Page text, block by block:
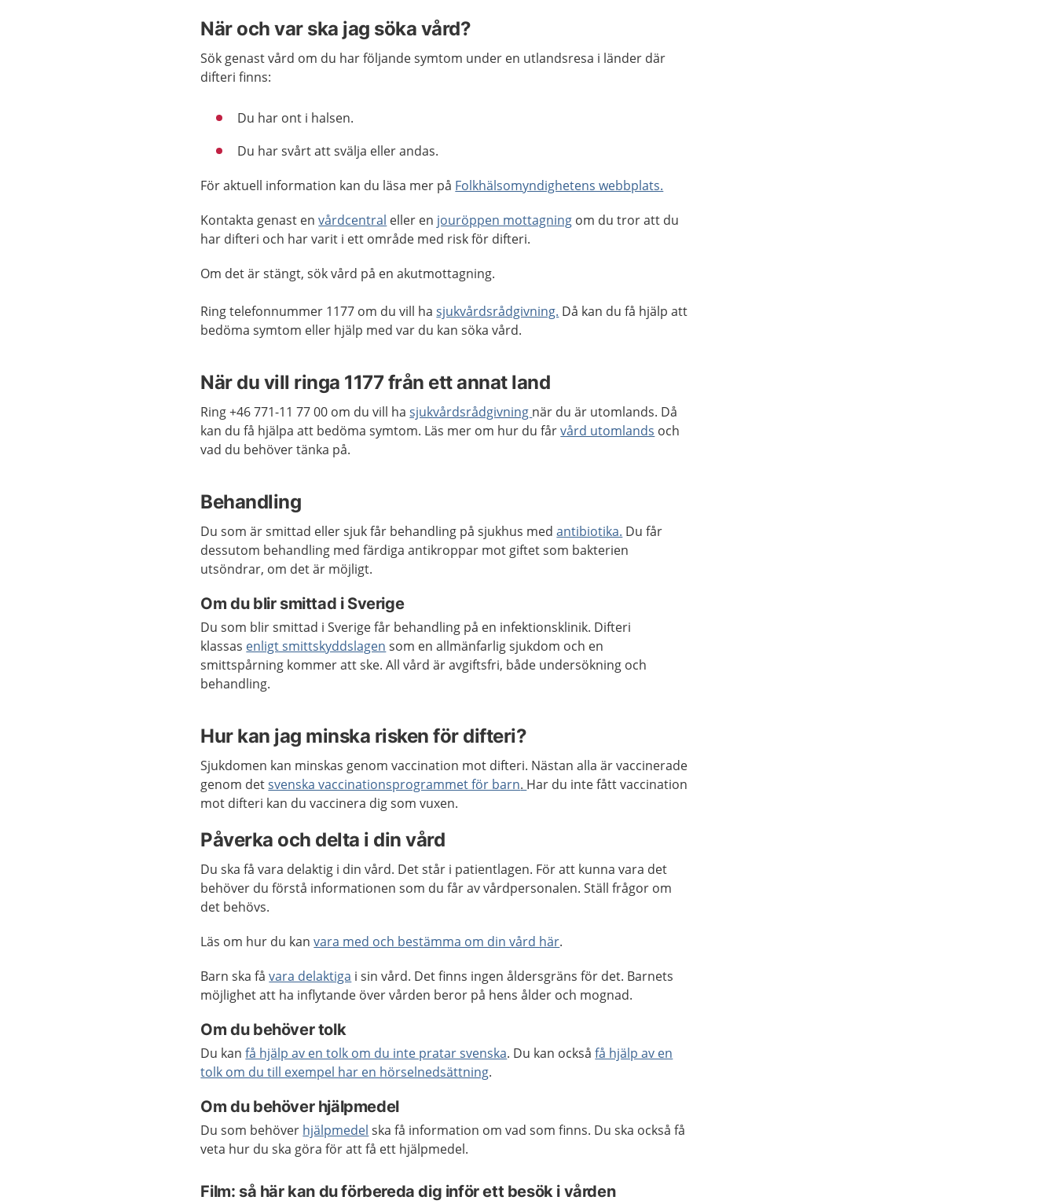
När och var ska jag söka vård?
Sök genast vård om du har följande symtom under en utlandsresa i länder där
difteri finns:
Du har ont i halsen.
Du har svårt att svälja eller andas.
För aktuell information kan du läsa mer på Folkhälsomyndighetens webbplats.
Kontakta genast envårdcentral eller en jouröppen mottagning om du tror att du
har difteri och har varit i ett område med risk för difteri.
Om det är stängt, sök vård på en akutmottagning.
Ring telefonnummer 1177 om du vill hasjukvårdsrådgivning. Då kan du få hjälp att
bedöma symtom eller hjälp med var du kan söka vård.
När du vill ringa 1177 från ett annat land
Ring +46 771-11 77 00 om du vill hasjukvårdsrådgivning när du är utomlands. Då
kan du få hjälpa att bedöma symtom. Läs mer om hur du fårvård utomlands och
vad du behöver tänka på.
Behandling
Du som är smittad eller sjuk får behandling på sjukhus medantibiotika. Du får
dessutom behandling med färdiga antikroppar mot giftet som bakterien
utsöndrar, om det är möjligt.
Om du blir smittad i Sverige
Du som blir smittad i Sverige får behandling på en infektionsklinik. Difteri
klassas enligt smittskyddslagen som en allmänfarlig sjukdom och en
smittspårning kommer att ske. All vård är avgiftsfri, både undersökning och
behandling.
Hur kan jag minska risken för difteri?
Sjukdomen kan minskas genom vaccination mot difteri. Nästan alla är vaccinerade
genom detsvenska vaccinationsprogrammet för barn. Har du inte fått vaccination
mot difteri kan du vaccinera dig som vuxen.
Påverka och delta i din vård
Du ska få vara delaktig i din vård. Det står i patientlagen. För att kunna vara det
behöver du förstå informationen som du får av vårdpersonalen. Ställ frågor om
det behövs.
Läs om hur du kanvara med och bestämma om din vård här.
Barn ska fåvara delaktiga i sin vård. Det finns ingen åldersgräns för det. Barnets
möjlighet att ha inflytande över vården beror på hens ålder och mognad.
Om du behöver tolk
Du kanfå hjälp av en tolk om du inte pratar svenska. Du kan ocksåfå hjälp av en
tolk om du till exempel har en hörselnedsättning.
Om du behöver hjälpmedel
Du som behöver hjälpmedel ska få information om vad som finns. Du ska också få
veta hur du ska göra för att få ett hjälpmedel.
Film: så här kan du förbereda dig inför ett besök i vården